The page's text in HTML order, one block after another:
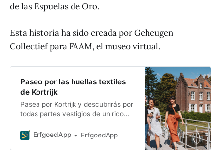
de las Espuelas de Oro.
Esta historia ha sido creada por Geheugen
Collectief para FAAM, el museo virtual.
Paseo por las huellas textiles
de Kortrijk
Pasea por Kortrijk y descubrirás por
todas partes vestigios de un rico
blanqueo hasta las chimeneas de
ErfgoedApp ErfgoedApp